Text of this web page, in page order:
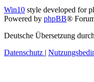
Win10 style developed for
Powered by phpBB®
Deutsche Übersetzung durch
Datenschutz |